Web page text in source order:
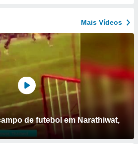
Mais Vídeos
de futebol em Narathiwat,